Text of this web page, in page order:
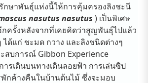
กษาพันธุ์แห่งนี้ให้การคุ้มครองลิงชะนี
nasutus nasutus ) เป็นพิเศษ
ครั้งหลังจากที่เคยคิดว่าสูญพันธุ์ไปแล้ว
ด้แก่ ชะมด กวาง และลิงชนิดต่างๆ
สบการณ์ Gibbon Experience
ารเดินบนทางเดินลอยฟ้า การเล่นซิป
กค้างคืนในบ้านต้นไม้ ซึ่งจะมอบ